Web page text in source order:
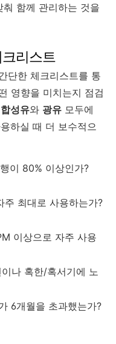
춰 함께 관리하는 것을
리스트
단한 체크리스트를 통
영향을 미치는지 점검
합성유와 광유 모두에
하실 때 더 보수적으
이 80% 이상인가?
주 최대로 사용하는가?
이상으로 자주 사용
나 혹한/혹서기에 노
6개월을 초과했는가?